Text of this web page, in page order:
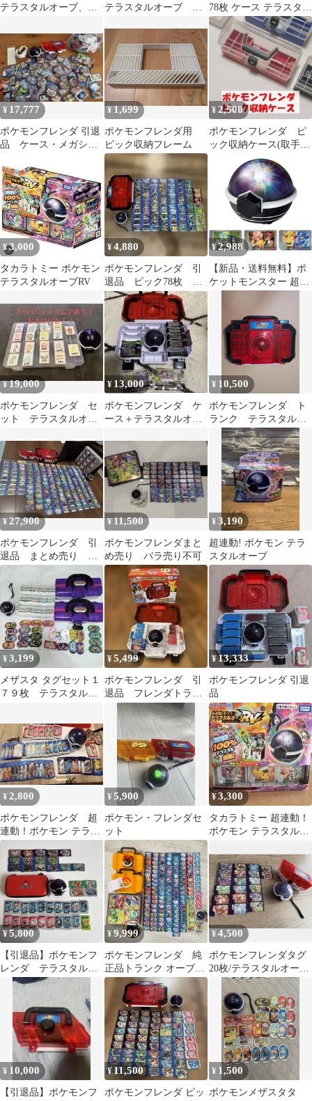
テラスタルオーブ、ピ
売り
テラスタルオーブ 美
78枚 ケース テラスタル
オーブ まとめ売り①
¥ 17,777
ポケモンフレンダ 引退
品 ケース・メガシン
オーブ付き
¥1,699
ポケモンフレンダ用
ピック収納フレーム
¥2,500
ポケモンフレンダ ピ
ック収納ケース(取手グ
レー) 赤色・青色・白
色・黒色
¥3,000
タカラトミー ポケモン
テラスタルオーブRV
¥4,880
ポケモンフレンダ 引
退品 ピック78枚 テ
ラスタルオーブ•フレン
ダトランク付き
¥2,988
【新品・送料無料】ポ
ケットモンスター 超連
ルフレンダピック 3点
付属)
¥19,000
ポケモンフレンダ セ
ット テラスタルオー
¥ 13,000
ポケモンフレンダ ケ
ース＋テラスタルオー
¥ 10,500
ポケモンフレンダ ト
ランク テラスタルオ
ーブ 星５等ピック
一式 セット
¥27,900
ポケモンフレンダ 引
退品 まとめ売り ス
ーパートレジャー72
枚 ケースセット
¥11,500
ポケモンフレンダまと
め売り バラ売り不可
¥3,190
超連動! ポケモン テラ
スタルオーブ
¥3,199
メザスタ タグセット１
７９枚 テラスタルオ
¥5,499
ポケモンフレンダ 引
退品 フレンダトラン
ク テラスタルオー
ブ フレンダピック
¥13,333
ポケモンフレンダ 引退
品
¥ 2,800
ポケモンフレンダ 超
連動！ポケモン テラス
タルオーブ+フレンダピ
ックセット
¥5,900
ポケモン・フレンダセ
ット
¥3,300
タカラトミー 超連動！
ポケモン テラスタルオ
¥5,800
【引退品】ポケモンフ
レンダ テラスタルオ
ーブ タグまとめ売り
¥9,999
ポケモンフレンダ 純
正品トランク オーブ
フォルダー ピック
ダイマックスバンド
¥4,500
ポケモンフレンダタグ
20枚/テラスタルオーブ/
ケース
¥ 10,000
【引退品】ポケモンフ
¥11,500
ポケモンフレンダ ピッ
¥ 1,500
ポケモンメザスタタ